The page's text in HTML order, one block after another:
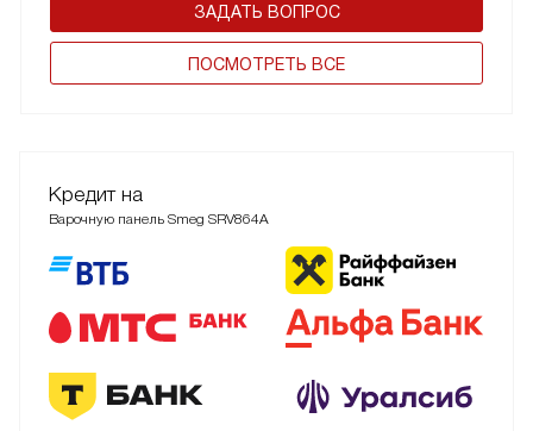
ЗАДАТЬ ВОПРОС
ПОCМОТРЕТЬ ВСЕ
Кредит на
Варочную панель Smeg SRV864A